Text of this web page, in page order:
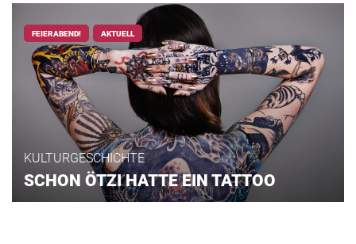
FEIERABEND! AKTUELL
KULTURGESCHICHTE
SCHON ÖTZI HATTE EIN TATTOO